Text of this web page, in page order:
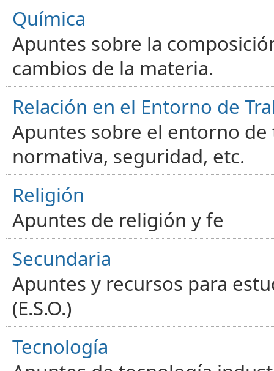
Química
Apuntes sobre la
cambios de la materia.
Relación en el Entorno de
Apuntes sobre el entorno
normativa, seguridad, etc.
Religión
Apuntes de religión y fe
Secundaria
Apuntes y recursos para
(E.S.O.)
Tecnología